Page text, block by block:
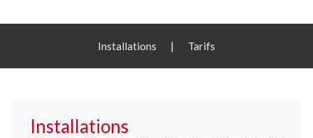
Installations | Tarifs
Installations